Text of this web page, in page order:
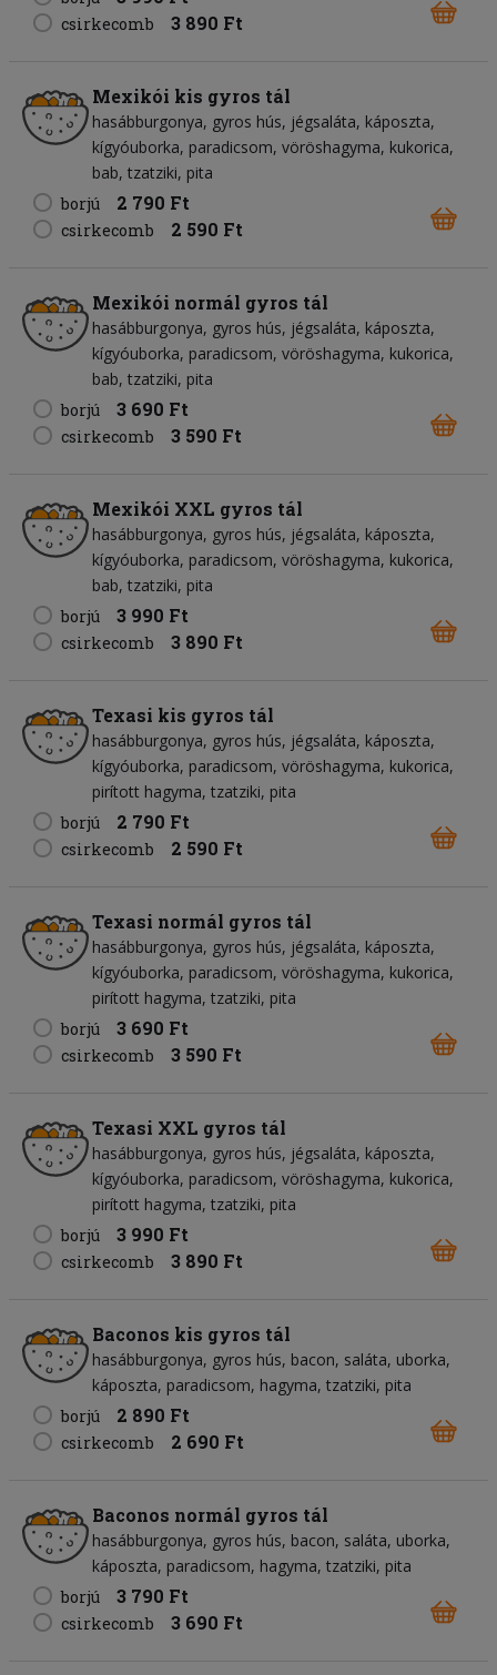
csirkecomb 3 890 Ft
Mexikói kis gyros tál
hasábburgonya gyros hús jégsaláta káposzta
kígyóuborka paradicsom vöröshagyma kukorica
bab tzatziki pita
borjú
2 790 Ft
csirkecomb 2 590 Ft
Mexikói normál gyros tál
hasábburgonya gyros hús jégsaláta káposzta
kígyóuborka paradicsom vöröshagyma kukorica
bab tzatziki pita
borjú
3 690 Ft
csirkecomb 3 590 Ft
Mexikói XXL gyros tál
hasábburgonya gyros hús jégsaláta káposzta
kígyóuborka paradicsom vöröshagyma kukorica
bab tzatziki pita
borjú
3 990 Ft
csirkecomb 3 890 Ft
Texasi kis gyros tál
hasábburgonya gyros hús jégsaláta káposzta
kígyóuborka paradicsom vöröshagyma kukorica
pirított hagyma tzatziki pita
borjú
2 790 Ft
csirkecomb 2 590 Ft
Texasi normál gyros tál
hasábburgonya gyros hús jégsaláta káposzta
kígyóuborka paradicsom vöröshagyma kukorica
pirított hagyma tzatziki pita
borjú
3 690 Ft
csirkecomb 3 590 Ft
Texasi XXL gyros tál
hasábburgonya gyros hús jégsaláta káposzta
kígyóuborka paradicsom vöröshagyma kukorica
pirított hagyma tzatziki pita
borjú
3 990 Ft
csirkecomb 3 890 Ft
Baconos kis gyros tál
hasábburgonya gyros hús bacon saláta uborka
káposzta paradicsom hagyma tzatziki pita
borjú
2 890 Ft
csirkecomb 2 690 Ft
Baconos normál gyros tál
hasábburgonya gyros hús bacon saláta uborka
káposzta paradicsom hagyma tzatziki pita
borjú
3 790 Ft
csirkecomb 3 690 Ft